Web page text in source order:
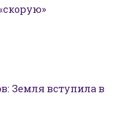
Земля вступила в